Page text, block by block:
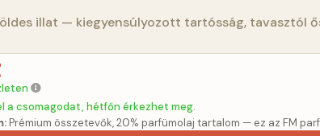
illat — kiegyensúlyozott tartósság, tavasztól
a csomagodat, hétfőn érkezhet meg.
Prémium összetevők, 20% parfümolaj tartalom — ez az FM